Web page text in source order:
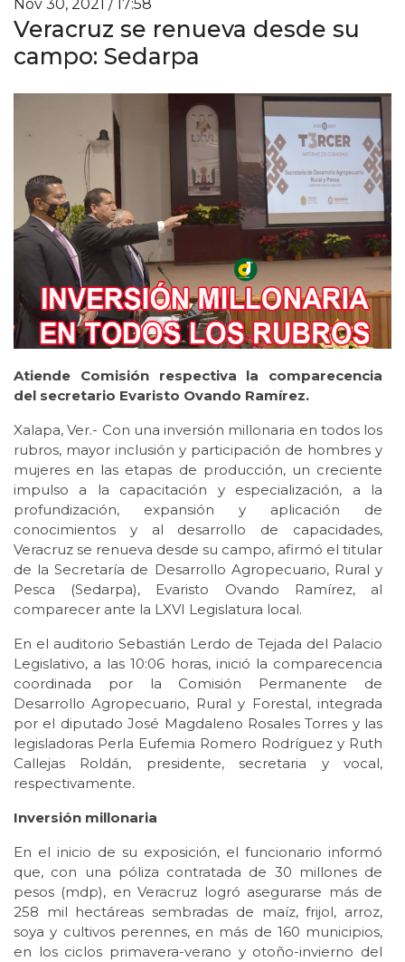
Nov 30, 2021 / 17:58
Veracruz se renueva desde su
campo: Sedarpa
Atiende Comisión respectiva la comparecencia
del secretario Evaristo Ovando Ramírez.
Xalapa, Ver.- Con una inversión millonaria en todos los
rubros, mayor inclusión y participación de hombres y
mujeres en las etapas de producción, un creciente
impulso a la capacitación y especialización, a la
profundización, expansión y aplicación de
conocimientos y al desarrollo de capacidades,
Veracruz se renueva desde su campo, afirmó el titular
de la Secretaría de Desarrollo Agropecuario, Rural y
Pesca (Sedarpa), Evaristo Ovando Ramírez, al
comparecer ante la LXVI Legislatura local.
En el auditorio Sebastián Lerdo de Tejada del Palacio
Legislativo, a las 10:06 horas, inició la comparecencia
coordinada por la Comisión Permanente de
Desarrollo Agropecuario, Rural y Forestal, integrada
por el diputado José Magdaleno Rosales Torres y las
legisladoras Perla Eufemia Romero Rodríguez y Ruth
Callejas Roldán, presidente, secretaria y vocal,
respectivamente.
Inversión millonaria
En el inicio de su exposición, el funcionario informó
que, con una póliza contratada de 30 millones de
pesos (mdp), en Veracruz logró asegurarse más de
258 mil hectáreas sembradas de maíz, frijol, arroz,
soya y cultivos perennes, en más de 160 municipios,
en los ciclos primavera-verano y otoño-invierno del